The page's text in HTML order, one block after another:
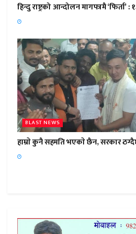
हिन्दु राष्ट्रको आन्दोलन मागपत्रमै ‘फिर्ता’
BLAST NEWS
हाम्राे कुनै सहमति भएकाे छैन, सरकार